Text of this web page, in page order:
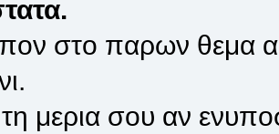
στο παρων θεμα
μερια σου αν